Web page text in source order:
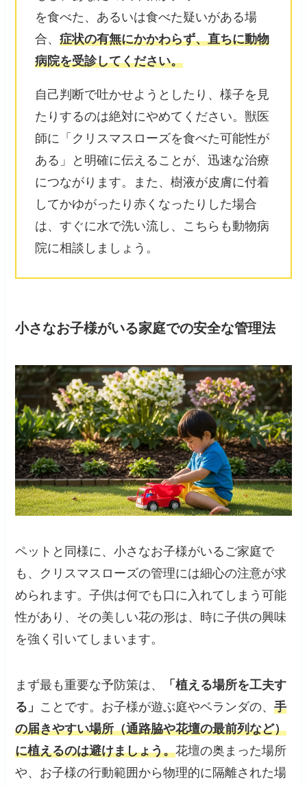
を食べた、あるいは食べた疑いがある場
合、症状の有無にかかわらず、直ちに動物
病院を受診してください。
自己判断で吐かせようとしたり、様子を見
たりするのは絶対にやめてください。獣医
師に「クリスマスローズを食べた可能性が
ある」と明確に伝えることが、迅速な治療
につながります。また、樹液が皮膚に付着
してかゆがったり赤くなったりした場合
は、すぐに水で洗い流し、こちらも動物病
院に相談しましょう。
小さなお子様がいる家庭での安全な管理法
ペットと同様に、小さなお子様がいるご家庭で
も、クリスマスローズの管理には細心の注意が求
められます。子供は何でも口に入れてしまう可能
性があり、その美しい花の形は、時に子供の興味
を強く引いてしまいます。
まず最も重要な予防策は、
「植える場所を工夫す
る」 ことです。お子様が遊ぶ庭やベランダの、手
の届きやすい場所（通路脇や花壇の最前列など）
に植えるのは避けましょう。花壇の奥まった場所
や、お子様の行動範囲から物理的に隔離された場